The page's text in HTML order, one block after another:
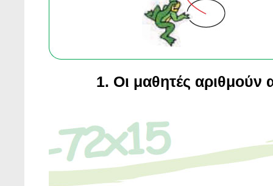
1. Oι μαθητές αριθμούν